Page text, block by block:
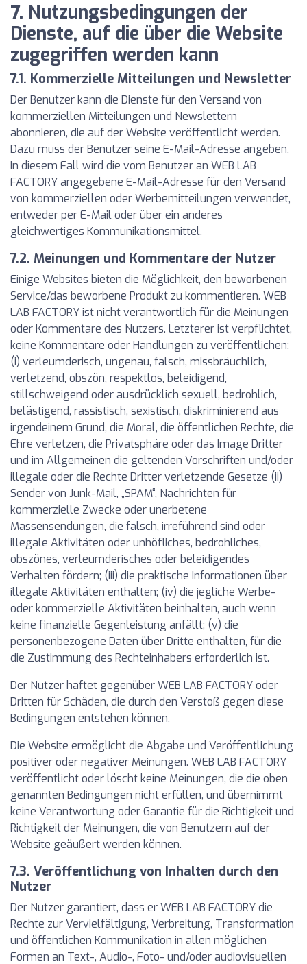
7. Nutzungsbedingungen der
Dienste, auf die über die Website
zugegriffen werden kann
7.1. Kommerzielle Mitteilungen und Newsletter
Der Benutzer kann die Dienste für den Versand von
kommerziellen Mitteilungen und Newslettern
abonnieren, die auf der Website veröffentlicht werden.
Dazu muss der Benutzer seine E-Mail-Adresse angeben.
In diesem Fall wird die vom Benutzer an WEB LAB
FACTORY angegebene E-Mail-Adresse für den Versand
von kommerziellen oder Werbemitteilungen verwendet,
entweder per E-Mail oder über ein anderes
gleichwertiges Kommunikationsmittel.
7.2. Meinungen und Kommentare der Nutzer
Einige Websites bieten die Möglichkeit, den beworbenen
Service/das beworbene Produkt zu kommentieren. WEB
LAB FACTORY ist nicht verantwortlich für die Meinungen
oder Kommentare des Nutzers. Letzterer ist verpflichtet,
keine Kommentare oder Handlungen zu veröffentlichen:
(i) verleumderisch, ungenau, falsch, missbräuchlich,
verletzend, obszön, respektlos, beleidigend,
stillschweigend oder ausdrücklich sexuell, bedrohlich,
belästigend, rassistisch, sexistisch, diskriminierend aus
irgendeinem Grund, die Moral, die öffentlichen Rechte, die
Ehre verletzen, die Privatsphäre oder das Image Dritter
und im Allgemeinen die geltenden Vorschriften und/oder
illegale oder die Rechte Dritter verletzende Gesetze (ii)
Sender von Junk-Mail, „SPAM“, Nachrichten für
kommerzielle Zwecke oder unerbetene
Massensendungen, die falsch, irreführend sind oder
illegale Aktivitäten oder unhöfliches, bedrohliches,
obszönes, verleumderisches oder beleidigendes
Verhalten fördern; (iii) die praktische Informationen über
illegale Aktivitäten enthalten; (iv) die jegliche Werbe-
oder kommerzielle Aktivitäten beinhalten, auch wenn
keine finanzielle Gegenleistung anfällt; (v) die
personenbezogene Daten über Dritte enthalten, für die
die Zustimmung des Rechteinhabers erforderlich ist.
Der Nutzer haftet gegenüber WEB LAB FACTORY oder
Dritten für Schäden, die durch den Verstoß gegen diese
Bedingungen entstehen können.
Die Website ermöglicht die Abgabe und Veröffentlichung
positiver oder negativer Meinungen. WEB LAB FACTORY
veröffentlicht oder löscht keine Meinungen, die die oben
genannten Bedingungen nicht erfüllen, und übernimmt
keine Verantwortung oder Garantie für die Richtigkeit und
Richtigkeit der Meinungen, die von Benutzern auf der
Website geäußert werden können.
7.3. Veröffentlichung von Inhalten durch den
Nutzer
Der Nutzer garantiert, dass er WEB LAB FACTORY die
Rechte zur Vervielfältigung, Verbreitung, Transformation
und öffentlichen Kommunikation in allen möglichen
Formen an Text-, Audio-, Foto- und/oder audiovisuellen